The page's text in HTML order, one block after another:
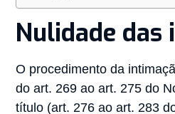
Nulidade das
O procedimento da
do art. 269 ao art. 275 do
título (art. 276 ao art. 283